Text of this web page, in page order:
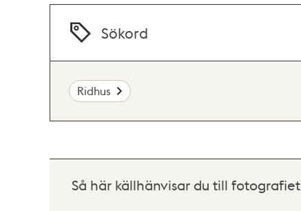
Sökord
Ridhus
Så här källhänvisar du till fotografiet